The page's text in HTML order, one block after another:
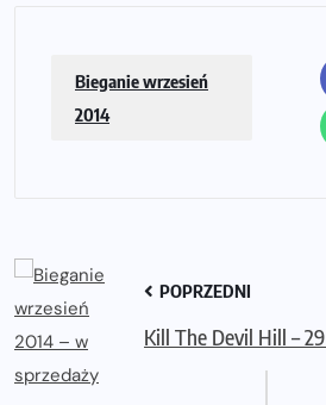
Bieganie wrzesień
2014
POPRZEDNI
Kill The Devil Hill –